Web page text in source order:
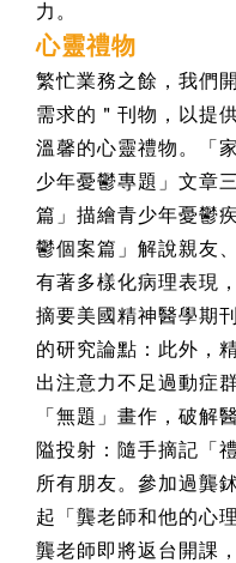
力。
心靈禮物
繁忙業務之餘，我們
需求的＂刊物，以提
溫馨的心靈禮物。「
少年憂鬱專題」文章
篇」描繪青少年憂鬱
鬱個案篇」解說親友
有著多樣化病理表現
摘要美國精神醫學期
的研究論點：此外，
出注意力不足過動症
「無題」畫作，破解
隘投射：隨手摘記「
所有朋友。參加過龔
起「龔老師和他的心
龔老師即將返台開課